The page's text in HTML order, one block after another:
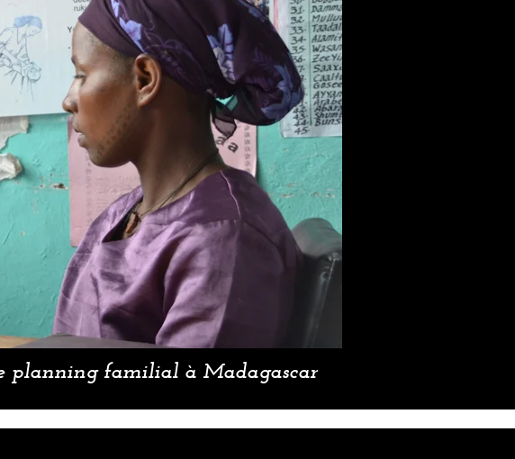
planning familial à Madagascar